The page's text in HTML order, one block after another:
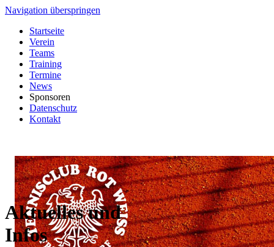
Navigation überspringen
Startseite
Verein
Teams
Training
Termine
News
Sponsoren
Datenschutz
Kontakt
Aktuelles und
Infos